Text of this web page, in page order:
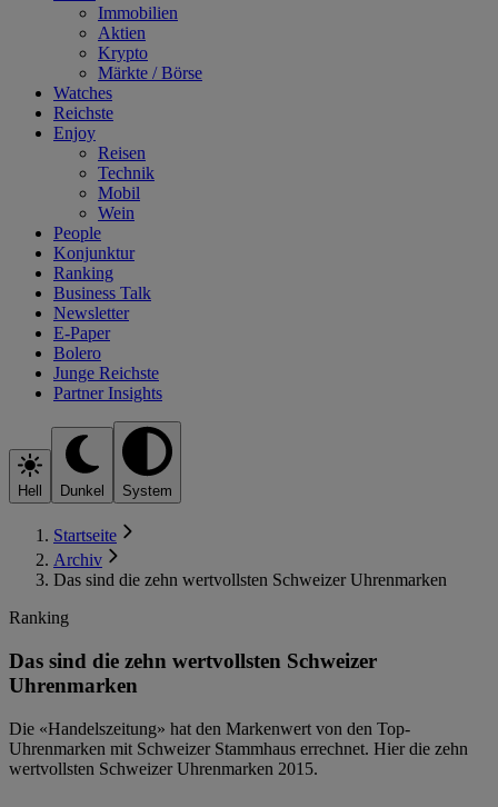
Immobilien
Aktien
Krypto
Märkte / Börse
Watches
Reichste
Enjoy
Reisen
Technik
Mobil
Wein
People
Konjunktur
Ranking
Business Talk
Newsletter
E-Paper
Bolero
Junge Reichste
Partner Insights
Hell Dunkel System
Startseite
Archiv
Das sind die zehn wertvollsten Schweizer Uhrenmarken
Ranking
Das sind die zehn wertvollsten Schweizer
Uhrenmarken
Die «Handelszeitung» hat den Markenwert von den Top-
Uhrenmarken mit Schweizer Stammhaus errechnet. Hier die zehn
wertvollsten Schweizer Uhrenmarken 2015.